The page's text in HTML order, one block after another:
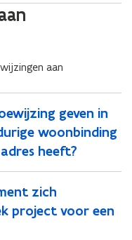
aan
geven in
woonbinding
heeft?
zich
project voor een